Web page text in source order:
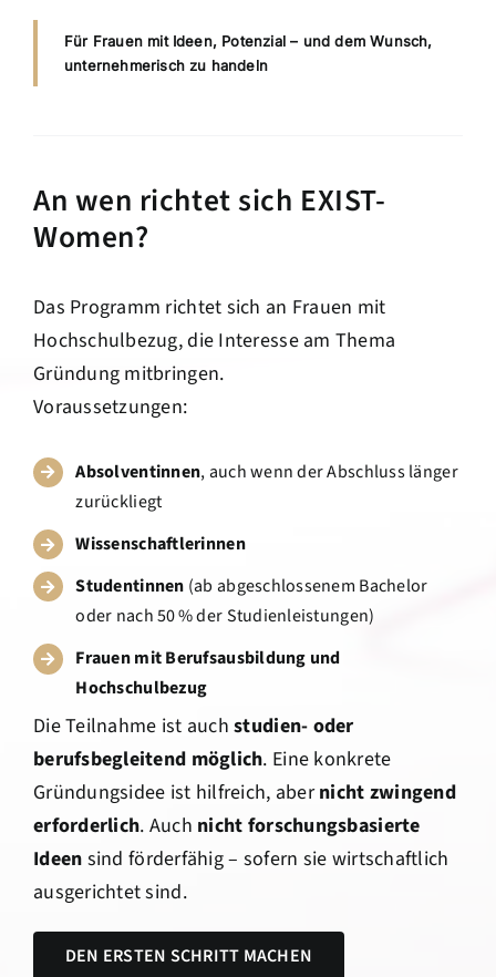
Für Frauen mit Ideen, Potenzial – und dem Wunsch,
unternehmerisch zu handeln
An wen richtet sich EXIST-
Women?
Das Programm richtet sich an Frauen mit
Hochschulbezug, die Interesse am Thema
Gründung mitbringen.
Voraussetzungen:
Absolventinnen, auch wenn der Abschluss länger
zurückliegt
Wissenschaftlerinnen
Studentinnen (ab abgeschlossenem Bachelor
oder nach 50 % der Studienleistungen)
Frauen mit Berufsausbildung und
Hochschulbezug
Die Teilnahme ist auchstudien- oder
berufsbegleitend möglich. Eine konkrete
Gründungsidee ist hilfreich, abernicht zwingend
erforderlich. Auch nicht forschungsbasierte
Ideen sind förderfähig – sofern sie wirtschaftlich
ausgerichtet sind.
DEN ERSTEN SCHRITT MACHEN